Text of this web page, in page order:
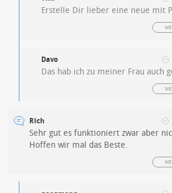
Erstelle Dir lieber eine neue mit
Davo
Das hab ich zu meiner Frau auch
Rich
Sehr gut es funktioniert zwar aber
Hoffen wir mal das Beste.